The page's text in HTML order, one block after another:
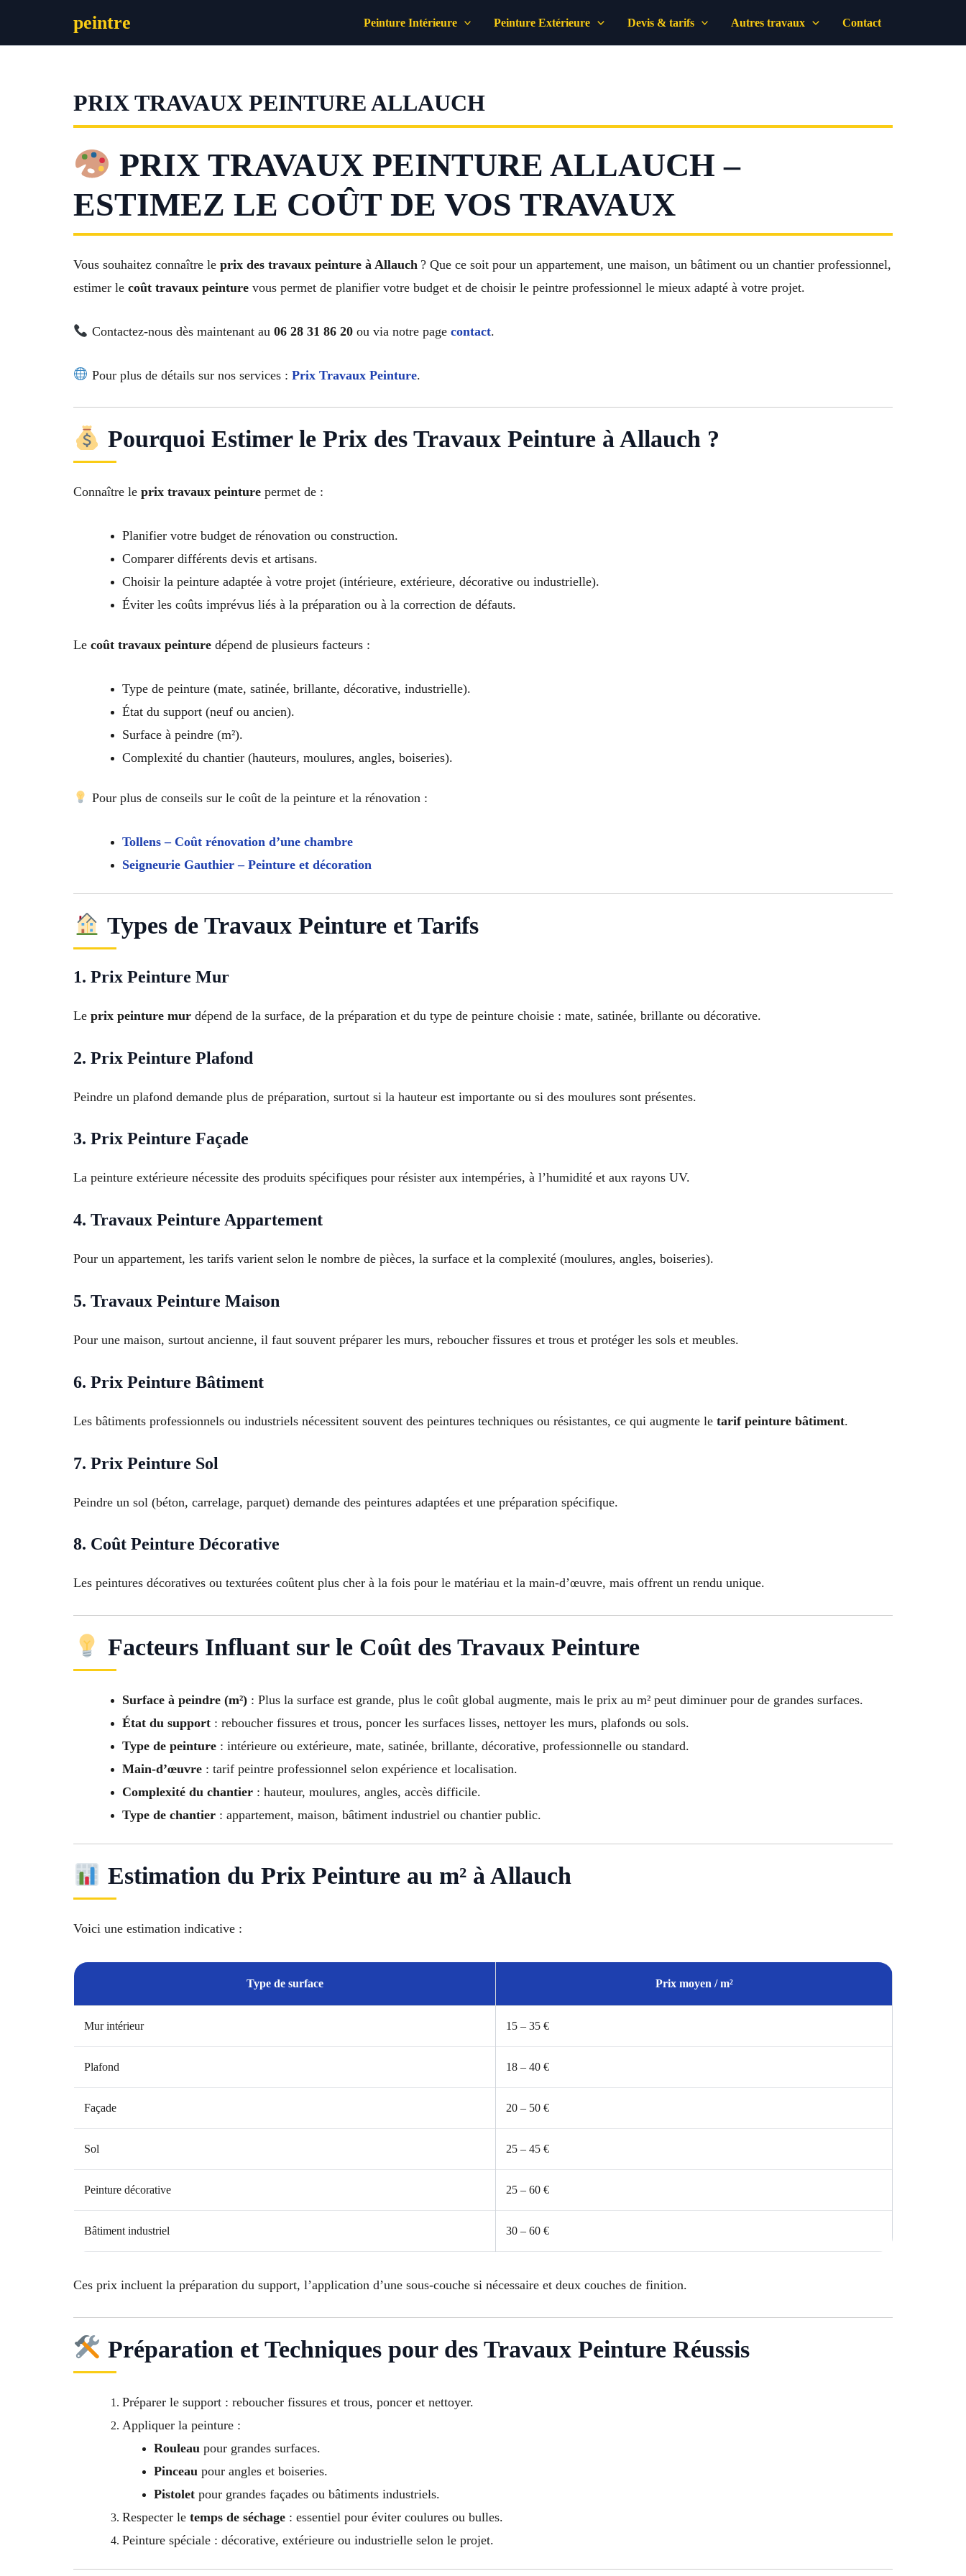
contenu
peintre Peinture Intérieure Peinture Extérieure Devis & tarifs Autres travaux Contact
PRIX TRAVAUX PEINTURE ALLAUCH
PRIX TRAVAUX PEINTURE ALLAUCH –
ESTIMEZ LE COÛT DE VOS TRAVAUX
Vous souhaitez connaître le prix des travaux peinture à Allauch ? Que ce soit pour un appartement, une maison, un bâtiment ou un chantier professionnel,
estimer le coût travaux peinture vous permet de planifier votre budget et de choisir le peintre professionnel le mieux adapté à votre projet.
Contactez-nous dès maintenant au 06 28 31 86 20ou via notre page contact.
Pour plus de détails sur nos services : Prix Travaux Peinture.
Pourquoi Estimer le Prix des Travaux Peinture à Allauch ?
Connaître le prix travaux peinture permet de :
Planifier votre budget de rénovation ou construction.
Comparer différents devis et artisans.
Choisir la peinture adaptée à votre projet (intérieure, extérieure, décorative ou industrielle).
Éviter les coûts imprévus liés à la préparation ou à la correction de défauts.
Le coût travaux peinture dépend de plusieurs facteurs :
Type de peinture (mate, satinée, brillante, décorative, industrielle).
État du support (neuf ou ancien).
Surface à peindre (m²).
Complexité du chantier (hauteurs, moulures, angles, boiseries).
Pour plus de conseils sur le coût de la peinture et la rénovation :
Tollens – Coût rénovation d’une chambre
Seigneurie Gauthier – Peinture et décoration
Types de Travaux Peinture et Tarifs
1. Prix Peinture Mur
Le prix peinture mur dépend de la surface, de la préparation et du type de peinture choisie : mate, satinée, brillante ou décorative.
2. Prix Peinture Plafond
Peindre un plafond demande plus de préparation, surtout si la hauteur est importante ou si des moulures sont présentes.
3. Prix Peinture Façade
La peinture extérieure nécessite des produits spécifiques pour résister aux intempéries, à l’humidité et aux rayons UV.
4. Travaux Peinture Appartement
Pour un appartement, les tarifs varient selon le nombre de pièces, la surface et la complexité (moulures, angles, boiseries).
5. Travaux Peinture Maison
Pour une maison, surtout ancienne, il faut souvent préparer les murs, reboucher fissures et trous et protéger les sols et meubles.
6. Prix Peinture Bâtiment
Les bâtiments professionnels ou industriels nécessitent souvent des peintures techniques ou résistantes, ce qui augmente le tarif peinture bâtiment.
7. Prix Peinture Sol
Peindre un sol (béton, carrelage, parquet) demande des peintures adaptées et une préparation spécifique.
8. Coût Peinture Décorative
Les peintures décoratives ou texturées coûtent plus cher à la fois pour le matériau et la main-d’œuvre, mais offrent un rendu unique.
Facteurs Influant sur le Coût des Travaux Peinture
Surface à peindre (m²) : Plus la surface est grande, plus le coût global augmente, mais le prix au m² peut diminuer pour de grandes surfaces.
État du support : reboucher fissures et trous, poncer les surfaces lisses, nettoyer les murs, plafonds ou sols.
Type de peinture : intérieure ou extérieure, mate, satinée, brillante, décorative, professionnelle ou standard.
Main-d’œuvre : tarif peintre professionnel selon expérience et localisation.
Complexité du chantier : hauteur, moulures, angles, accès difficile.
Type de chantier : appartement, maison, bâtiment industriel ou chantier public.
Estimation du Prix Peinture au m² à Allauch
Voici une estimation indicative :
Type de surface Prix moyen / m²
Mur intérieur 15 – 35 €
Plafond 18 – 40 €
Façade 20 – 50 €
Sol 25 – 45 €
Peinture décorative 25 – 60 €
Bâtiment industriel 30 – 60 €
Ces prix incluent la préparation du support, l’application d’une sous-couche si nécessaire et deux couches de finition.
Préparation et Techniques pour des Travaux Peinture Réussis
Préparer le support : reboucher fissures et trous, poncer et nettoyer.
Appliquer la peinture :
Rouleau pour grandes surfaces.
Pinceau pour angles et boiseries.
Pistolet pour grandes façades ou bâtiments industriels.
Respecter le temps de séchage : essentiel pour éviter coulures ou bulles.
Peinture spéciale : décorative, extérieure ou industrielle selon le projet.